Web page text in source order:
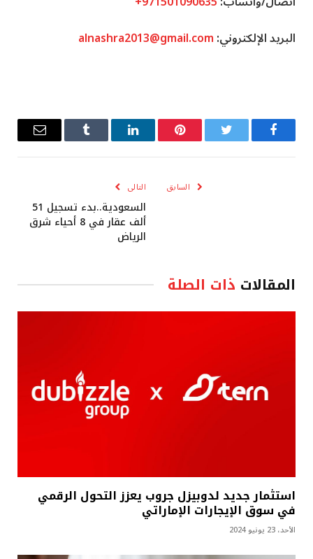
البريد الإلكتروني:alnashra2013@gmail.com
فيسبوك تويتر بينتيريستلينكدإن Tumblr
البريد
السابق التالى
السعودية..بدء تسجيل 51
ألف عقار في 8 أحياء شرق
الرياض
المقالات ذات الصلة
استثمار جديد لدوبيزل جروب يعزز التحول الرقمي
في سوق الإيجارات الإماراتي
الأحد، 23 يونيو 2024